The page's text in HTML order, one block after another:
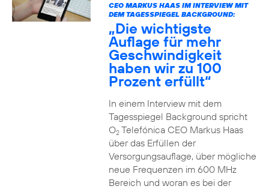
CEO MARKUS HAAS IM INTERVIEW MIT
DEM TAGESSPIEGEL BACKGROUND:
„Die wichtigste
Auflage für mehr
Geschwindigkeit
haben wir zu 100
Prozent erfüllt“
In einem Interview mit dem
Tagesspiegel Background spricht
O2Telefónica CEO Markus Haas
über das Erfüllen der
Versorgungsauflage, über mögliche
neue Frequenzen im 600 MHz
Bereich und woran es bei der